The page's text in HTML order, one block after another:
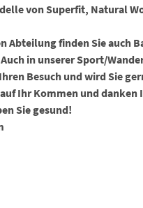
von Superfit, Natural
Abteilung finden Sie auch
in unserer Sport/
Besuch und wird Sie
Ihr Kommen und
Sie gesund!